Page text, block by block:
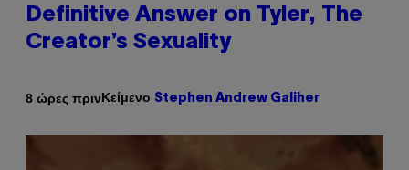
Definitive Answer on Tyler, The
Creator’s Sexuality
8 ώρες πρινΚείμενο Stephen Andrew Galiher